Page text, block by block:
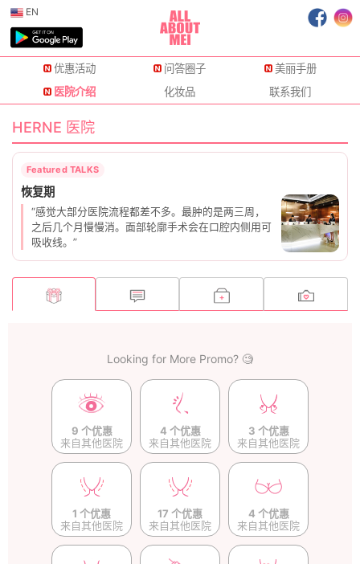
EN
优惠活动 问答圈子
美丽手册
医院介绍
化妆品 联系我们
HERNE 医院
“感觉大部分医院流程都差不多。最肿的是两三周，
之后几个月慢慢消。面部轮廓手术会在口腔内侧用可
吸收线。”
Looking for More Promo? 🧐
9 个优惠
来自其他医院
4 个优惠
来自其他医院
3 个优惠
来自其他医院
1 个优惠
来自其他医院
17 个优惠
来自其他医院
4 个优惠
来自其他医院